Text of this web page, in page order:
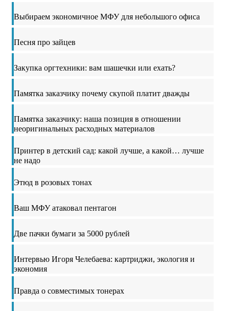
Выбираем экономичное МФУ для небольшого офиса
Песня про зайцев
Закупка оргтехники: вам шашечки или ехать?
Памятка заказчику почему скупой платит дважды
Памятка заказчику: наша позиция в отношении
неоригинальных расходных материалов
Принтер в детский сад: какой лучше, а какой… лучше
не надо
Этюд в розовых тонах
Ваш МФУ атаковал пентагон
Две пачки бумаги за 5000 рублей
Интервью Игоря Челебаева: картриджи, экология и
экономия
Правда о совместимых тонерах